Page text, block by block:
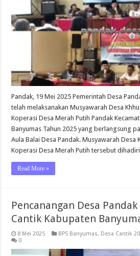
Pandak, 19 Mei 2025 Pemerintah Desa
telah melaksanakan Musyawarah Desa
Koperasi Desa Merah Putih Pandak
Banyumas Tahun 2025 yang berlangsung
Aula Balai Desa Pandak. Musyawarah Desa
Koperasi Desa Merah Putih tersebut
Read More »
Pencanangan Desa
Cantik Kabupaten
8 Mei 2025 BPS Banyumas, Desa Cantik
0